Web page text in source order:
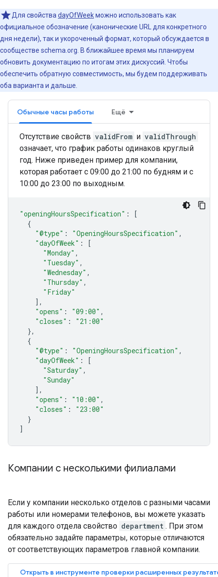
Для свойства dayOfWeekможно использовать как
официальное обозначение (канонические URL для конкретного
дня недели), так и укороченный формат, который обсуждается в
сообществе schema.org. В ближайшее время мы планируем
обновить документацию по итогам этих дискуссий. Чтобы
обеспечить обратную совместимость, мы будем поддерживать
оба варианта и дальше.
Обычные часы работы Ещё
Отсутствие свойств validFrom и validThrough
означает, что график работы одинаков круглый
год. Ниже приведен пример для компании,
которая работает с 09:00 до 21:00 по будням и с
10:00 до 23:00 по выходным.
"openingHoursSpecification" :
[
{
"@type" : "OpeningHoursSpecification" ,
"dayOfWeek" :
[
"Monday" ,
"Tuesday" ,
"Wednesday" ,
"Thursday" ,
"Friday"
],
"opens" : "09:00" ,
"closes" :
"21:00"
},
{
"@type" : "OpeningHoursSpecification" ,
"dayOfWeek" :
[
"Saturday" ,
"Sunday"
],
"opens" : "10:00" ,
"closes" :
"23:00"
}
]
Компании с несколькими филиалами
Если у компании несколько отделов с разными часами
работы или номерами телефонов, вы можете указать
для каждого отдела свойство department . При этом
обязательно задайте параметры, которые отличаются
от соответствующих параметров главной компании.